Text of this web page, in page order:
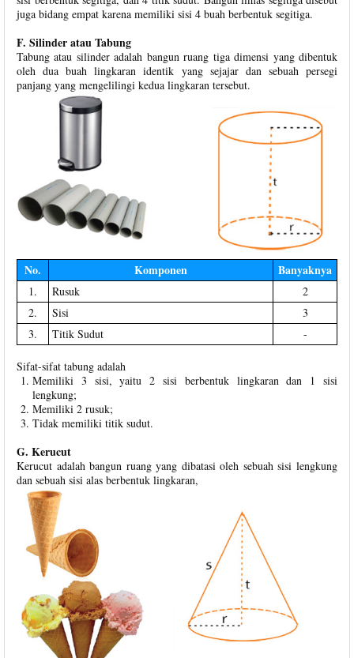
juga bidang empat karena memiliki sisi 4 buah berbentuk segitiga.
F. Silinder atau Tabung
Tabung atau silinder adalah bangun ruang tiga dimensi yang dibentuk
oleh dua buah lingkaran identik yang sejajar dan sebuah persegi
panjang yang mengelilingi kedua lingkaran tersebut.
No. Komponen Banyaknya
1. Rusuk
2
2.
Sisi
3
3.
Titik Sudut -
Sifat-sifat tabung adalah
Memiliki 3 sisi, yaitu 2 sisi berbentuk lingkaran dan 1 sisi
lengkung;
Memiliki 2 rusuk;
Tidak memiliki titik sudut.
G. Kerucut
Kerucut adalah bangun ruang yang dibatasi oleh sebuah sisi lengkung
dan sebuah sisi alas berbentuk lingkaran,